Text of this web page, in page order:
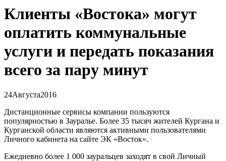
Клиенты «Востока» могут
оплатить коммунальные
услуги и передать показания
всего за пару минут
24Августа2016
Дистанционные сервисы компании пользуются
популярностью в Зауралье. Более 35 тысяч жителей Кургана и
Курганской области являются активными пользователями
Личного кабинета на сайте ЭК «Восток».
Ежедневно более 1 000 зауральцев заходят в свой Личный